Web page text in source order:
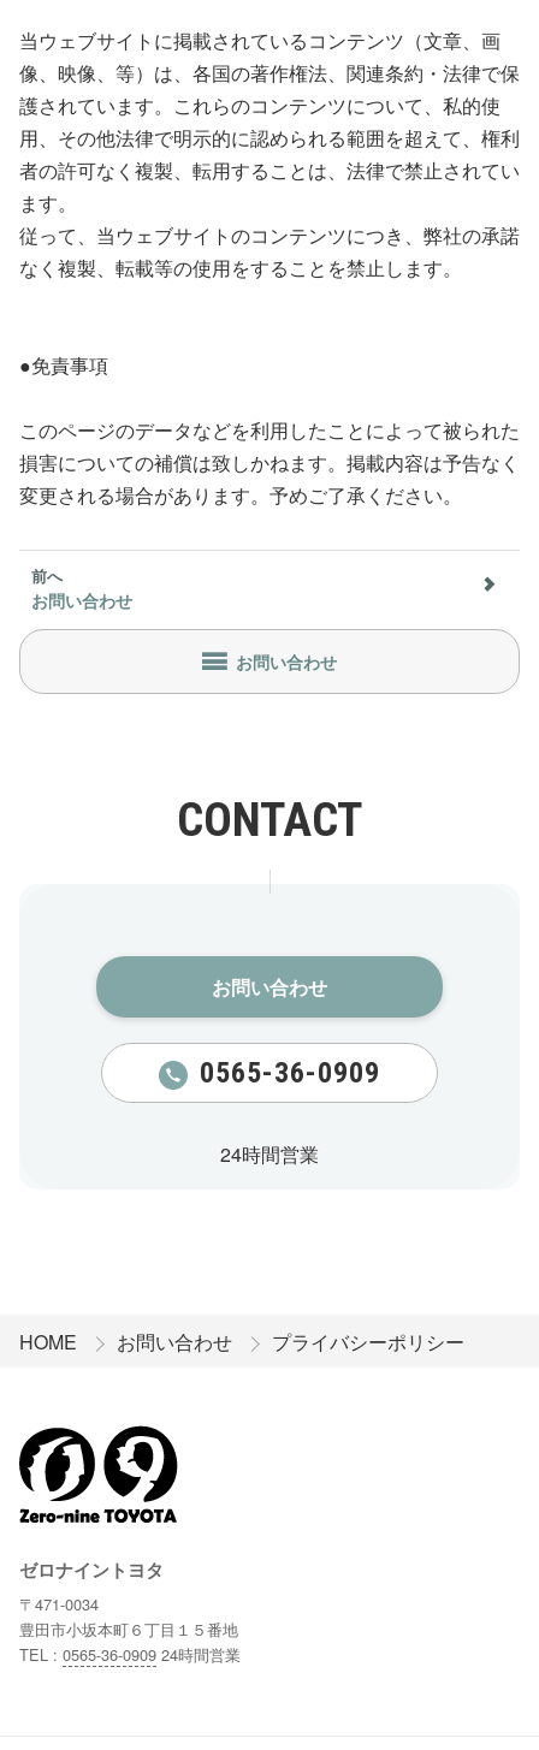
当ウェブサイトに掲載されているコンテンツ（文章、画
像、映像、等）は、各国の著作権法、関連条約・法律で保
護されています。これらのコンテンツについて、私的使
用、その他法律で明示的に認められる範囲を超えて、権利
者の許可なく複製、転用することは、法律で禁止されてい
ます。
従って、当ウェブサイトのコンテンツにつき、弊社の承諾
なく複製、転載等の使用をすることを禁止します。
●免責事項
このページのデータなどを利用したことによって被られた
損害についての補償は致しかねます。掲載内容は予告なく
変更される場合があります。予めご了承ください。
前へ
お問い合わせ
お問い合わせ
CONTACT
お問い合わせ​
0565-36-0909
24時間営業
HOME お問い合わせ プライバシーポリシー
ゼロナイントヨタ
〒471-0034
豊田市小坂本町６丁目１５番地
TEL : 0565-36-0909 24時間営業